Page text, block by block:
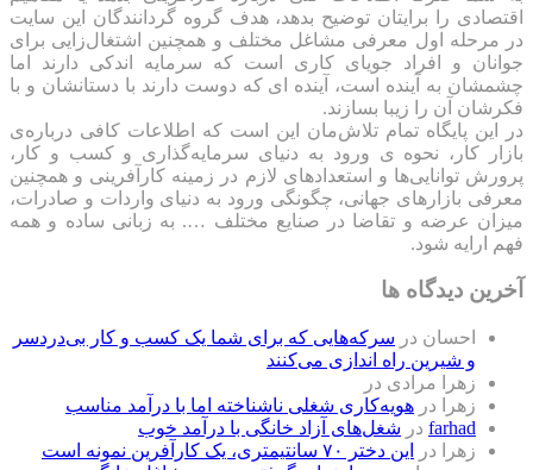
اقتصادی را برایتان توضیح بدهد، هدف گروه گردانندگان این سایت
در مرحله اول معرفی مشاغل مختلف و همچنین اشتغال‌زایی برای
جوانان و افراد جویای کاری است که سرمایه اندکی دارند اما
چشمشان به آینده است، آینده ای که دوست دارند با دستانشان و با
فکرشان آن را زیبا بسازند.
در این پایگاه تمام تلاش‌مان این است که ‌اطلاعات کافی درباره‌ی
بازار کار، نحوه ی ورود به دنیای سرمایه‌گذاری و کسب و کار،
پرورش توانایی‌ها و استعدادهای لازم در زمینه کارآفرینی و همچنین
معرفی بازارهای جهانی، چگونگی ورود به دنیای واردات و صادرات،
میزان عرضه و تقاضا در صنایع مختلف …. به زبانی ساده و همه
فهم ارایه شود.
آخرین دیدگاه ها
احسان در سرکه‌هایی که برای شما یک کسب و کار بی‌دردسر
و شیرین راه اندازی می‌کنند
زهرا مرادی در
زهرا
در هویه‌کاری شغلی ناشناخته اما با درآمد مناسب
farhad در شغل‌های آزاد خانگی با درآمد خوب
زهرا
در
این دختر ۷۰ سانتیمتری، یک کارآفرین نمونه است